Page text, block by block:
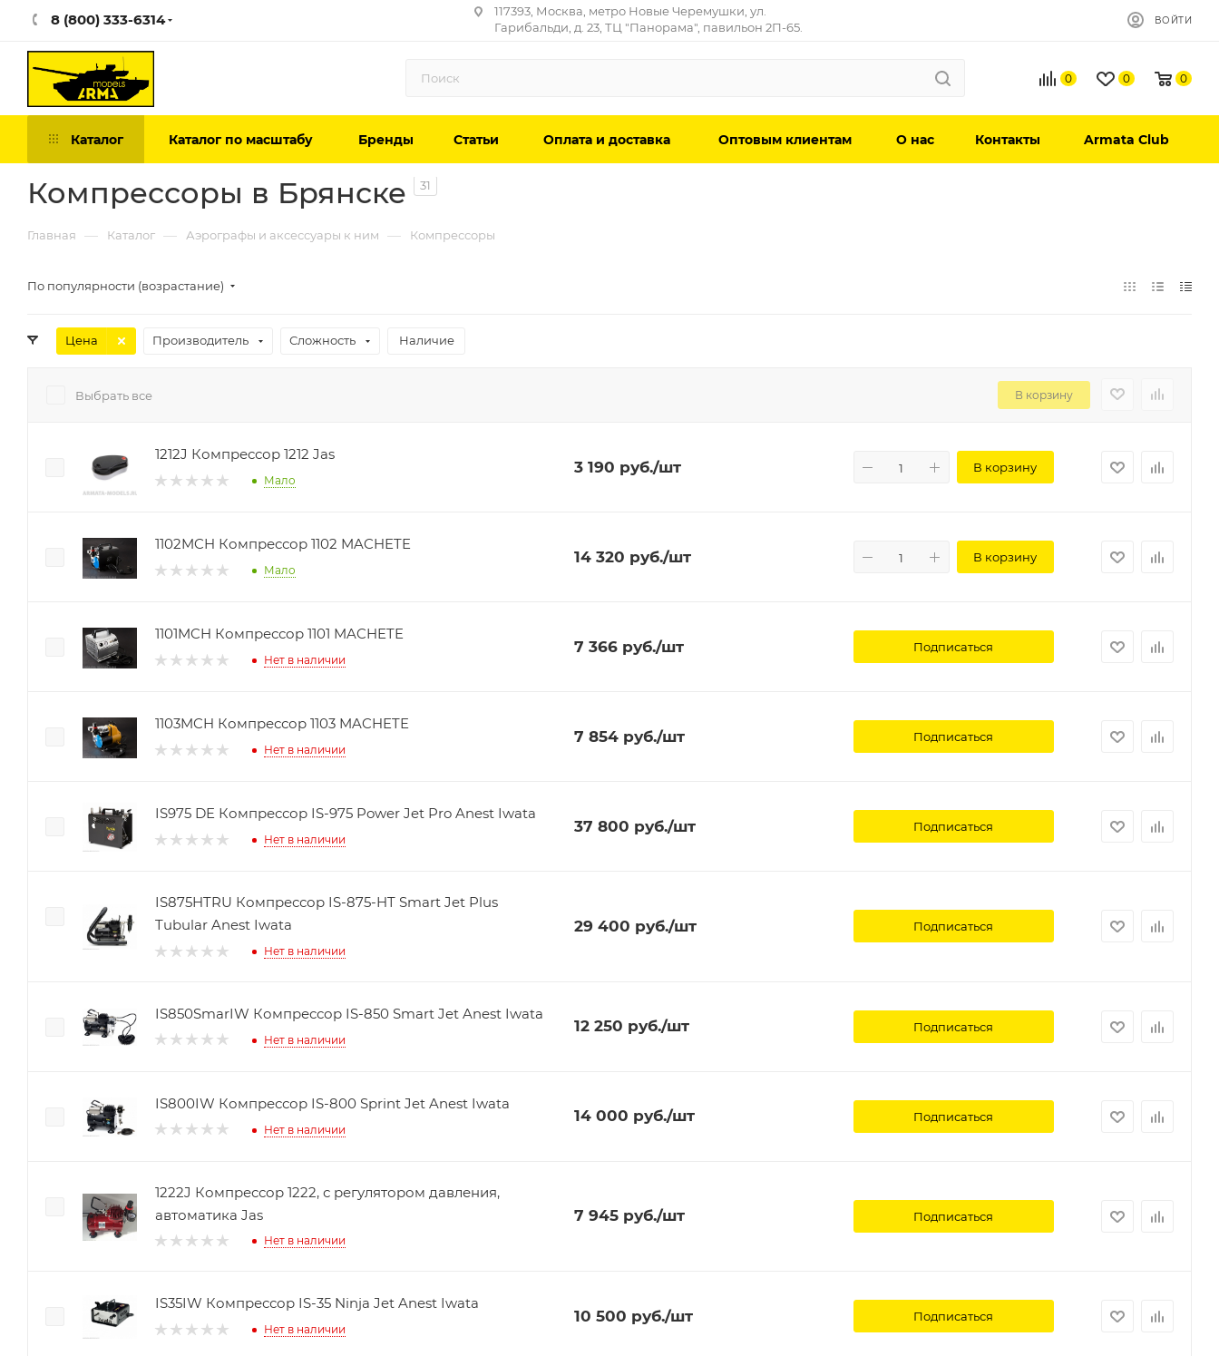
8 (800) 333-6314
117393, Москва, метро Новые Черемушки, ул.
Гарибальди, д. 23, ТЦ "Панорама", павильон 2П-65.
ВОЙТИ
0 0 0
Каталог Каталог по масштабу Бренды Статьи Оплата и доставка Оптовым клиентам О нас Контакты Armata Club
Компрессоры в Брянске 31
Главная — Каталог — Аэрографы и аксессуары к ним — Компрессоры
По популярности (возрастание)
Цена Производитель Сложность Наличие
Выбрать все В корзину
1212J Компрессор 1212 Jas
Мало
3 190 руб./шт В корзину
1102MCH Компрессор 1102 MACHETE
Мало
14 320 руб./шт В корзину
1101MCH Компрессор 1101 MACHETE
Нет в наличии
7 366руб./шт Подписаться
1103MCH Компрессор 1103 MACHETE
Нет в наличии
7 854руб./шт Подписаться
IS975 DE Компрессор IS-975 Power Jet Pro Anest Iwata
Нет в наличии
37 800 руб./шт Подписаться
IS875HTRU Компрессор IS-875-HT Smart Jet Plus
Tubular Anest Iwata
Нет в наличии
29 400 руб./шт Подписаться
IS850SmarIW Компрессор IS-850 Smart Jet Anest Iwata
Нет в наличии
12 250 руб./шт Подписаться
IS800IW Компрессор IS-800 Sprint Jet Anest Iwata
Нет в наличии
14 000 руб./шт Подписаться
1222J Компрессор 1222, с регулятором давления,
автоматика Jas
Нет в наличии
7 945руб./шт Подписаться
IS35IW Компрессор IS-35 Ninja Jet Anest Iwata
Нет в наличии
10 500 руб./шт Подписаться